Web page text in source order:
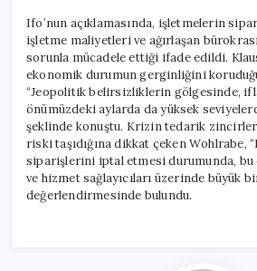
Ifo’nun açıklamasında, işletmelerin
işletme maliyetleri ve ağırlaşan
sorunla mücadele ettiği ifade edildi.
ekonomik durumun gerginliğini
“Jeopolitik belirsizliklerin gölgesinde,
önümüzdeki aylarda da yüksek
şeklinde konuştu. Krizin tedarik
riski taşıdığına dikkat çeken Wohlrabe,
siparişlerini iptal etmesi durumunda,
ve hizmet sağlayıcıları üzerinde büyük
değerlendirmesinde bulundu.